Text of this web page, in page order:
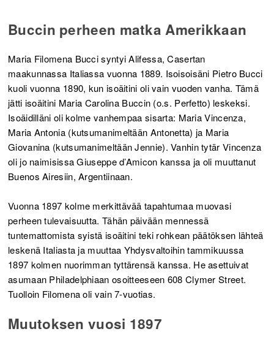
Buccin perheen matka Amerikkaan
Maria Filomena Bucci syntyi Alifessa, Casertan
maakunnassa Italiassa vuonna 1889. Isoisoisäni Pietro Bucci
kuoli vuonna 1890, kun isoäitini oli vain vuoden vanha. Tämä
jätti isoäitini Maria Carolina Buccin (o.s. Perfetto) leskeksi.
Isoäidilläni oli kolme vanhempaa sisarta: Maria Vincenza,
Maria Antonia (kutsumanimeltään Antonetta) ja Maria
Giovanina (kutsumanimeltään Jennie). Vanhin tytär Vincenza
oli jo naimisissa Giuseppe d’Amicon kanssa ja oli muuttanut
Buenos Airesiin, Argentiinaan.
Vuonna 1897 kolme merkittävää tapahtumaa muovasi
perheen tulevaisuutta. Tähän päivään mennessä
tuntemattomista syistä isoäitini teki rohkean päätöksen lähteä
leskenä Italiasta ja muuttaa Yhdysvaltoihin tammikuussa
1897 kolmen nuorimman tyttärensä kanssa. He asettuivat
asumaan Philadelphiaan osoitteeseen 608 Clymer Street.
Tuolloin Filomena oli vain 7-vuotias.
Muutoksen vuosi 1897